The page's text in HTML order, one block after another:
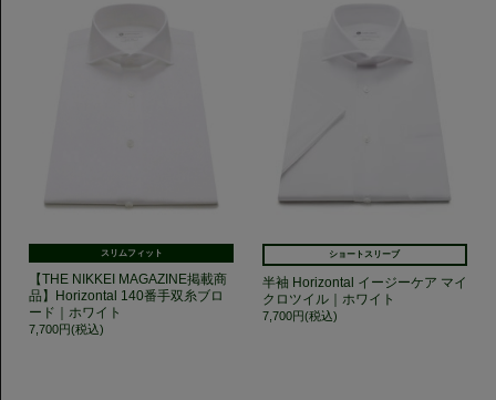
スリムフィット
【THE NIKKEI MAGAZINE掲載商
品】Horizontal 140番手双糸ブロ
ード｜ホワイト
7,700円(税込)
ショートスリーブ
半袖 Horizontal イージーケア マイ
クロツイル｜ホワイト
7,700円(税込)